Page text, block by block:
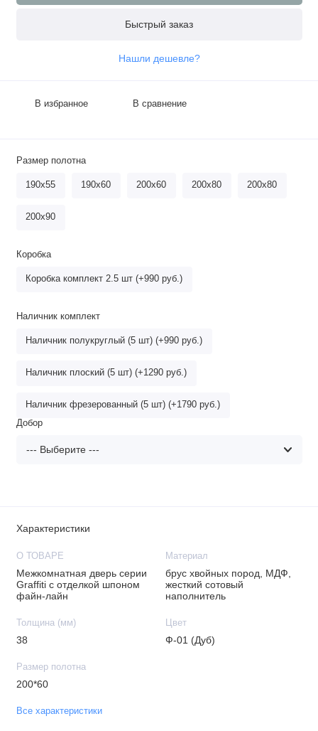
Быстрый заказ
Нашли дешевле?
В избранное В сравнение
Размер полотна
190х55 190х60 200х60 200х80 200х80
200х90
Коробка
Коробка комплект 2.5 шт (+990 руб.)
Наличник комплект
Наличник полукруглый (5 шт) (+990 руб.)
Наличник плоский (5 шт) (+1290 руб.)
Наличник фрезерованный (5 шт) (+1790 руб.)
Добор
Характеристики
О ТОВАРЕ
Межкомнатная дверь серии
Graffiti с отделкой шпоном
файн-лайн
Материал
брус хвойных пород, МДФ,
жесткий сотовый
наполнитель
Толщина (мм)
38
Цвет
Ф-01 (Дуб)
Размер полотна
200*60
Все характеристики